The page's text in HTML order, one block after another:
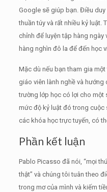
Google sẽ giúp bạn. Điều duy
thuần túy và rất nhiều kỷ luật.
chỉnh để luyện tập hàng ngày
hàng nghìn đô la để đến học
Mặc dù nếu bạn tham gia
giáo viên lành nghề và hướng
trường lớp học có lợi cho một
mức độ kỷ luật đó trong cuộc
các khóa học trực tuyến, có
Phần kết luận
Pablo Picasso đã nói, “mọi
thật” và chúng tôi tuân theo
trong mơ của mình và kiếm